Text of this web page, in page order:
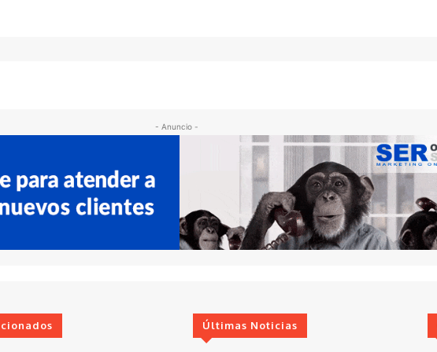
- Anuncio -
Últimas Noticias